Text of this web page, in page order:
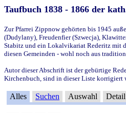
Taufbuch 1838 - 1866 der
Zur Pfarrei Zippnow gehörten bis 1945
(Dudylany), Freudenfier (Szwecja),
Stabitz und ein Lokalvikariat Rederitz mit
diesen Gemeinden - wohl noch aus
Autor dieser Abschrift ist der gebürtige
Kirchenbuch, sind in dieser Liste korrigiert
Alles Suchen Auswahl Detail